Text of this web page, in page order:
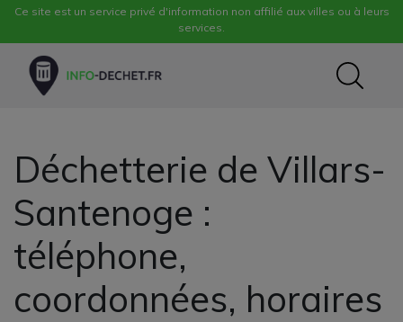
Ce site est un service privé d'information non affilié aux villes ou à leurs
services.
Déchetterie de Villars-
Santenoge :
téléphone,
coordonnées, horaires